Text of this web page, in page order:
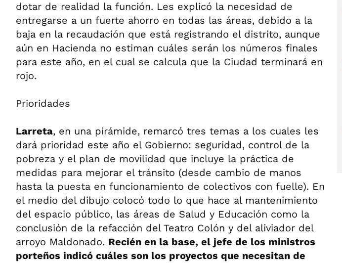
dotar de realidad la función. Les explicó la necesidad de
entregarse a un fuerte ahorro en todas las áreas, debido a la
baja en la recaudación que está registrando el distrito, aunque
aún en Hacienda no estiman cuáles serán los números finales
para este año, en el cual se calcula que la Ciudad terminará en
rojo.
Prioridades
Larreta, en una pirámide, remarcó tres temas a los cuales les
dará prioridad este año el Gobierno: seguridad, control de la
pobreza y el plan de movilidad que incluye la práctica de
medidas para mejorar el tránsito (desde cambio de manos
hasta la puesta en funcionamiento de colectivos con fuelle). En
el medio del dibujo colocó todo lo que hace al mantenimiento
del espacio público, las áreas de Salud y Educación como la
conclusión de la refacción del Teatro Colón y del aliviador del
arroyo Maldonado. Recién en la base, el jefe de los ministros
porteños indicó cuáles son los proyectos que necesitan de